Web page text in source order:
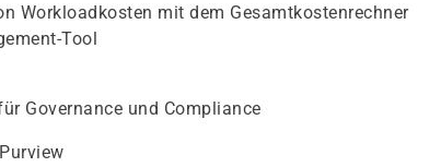
Workloadkosten mit dem Gesamtkostenrechner
Tool
Governance und Compliance